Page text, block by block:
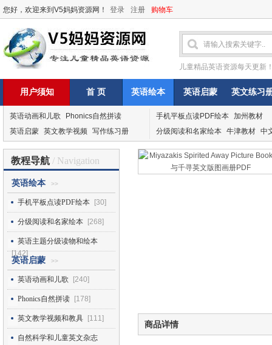
您好，欢迎来到V5妈妈资源网！ 登录 注册 购物车
儿童精品英语资源每天更新
用户须知 首 页 英语绘本 英语启蒙 英文练习
英语动画和儿歌
Phonics自然拼读
英语启蒙 英文教学视频 写作练习册
手机平板点读PDF绘本 加州教材
分级阅读和名家绘本 牛津教材 中
教程导航 / Navigation
英语绘本 >>
手机平板点读PDF绘本 [30]
分级阅读和名家绘本 [268]
英语主题分级读物和绘本
[142]
英语启蒙 >>
英语动画和儿歌 [240]
Phonics自然拼读 [178]
英文教学视频和教具 [111]
自然科学和儿童英文杂志
商品详情